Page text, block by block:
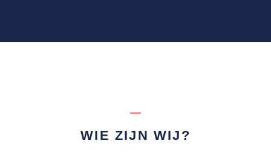
WIE ZIJN WIJ?